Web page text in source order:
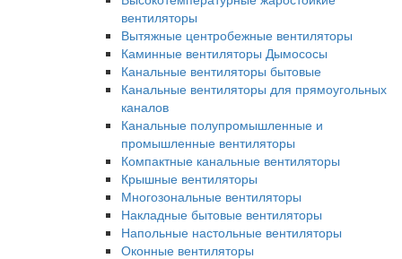
вентиляторы
Вытяжные центробежные вентиляторы
Каминные вентиляторы Дымососы
Канальные вентиляторы бытовые
Канальные вентиляторы для прямоугольных
каналов
Канальные полупромышленные и
промышленные вентиляторы
Компактные канальные вентиляторы
Крышные вентиляторы
Многозональные вентиляторы
Накладные бытовые вентиляторы
Напольные настольные вентиляторы
Оконные вентиляторы